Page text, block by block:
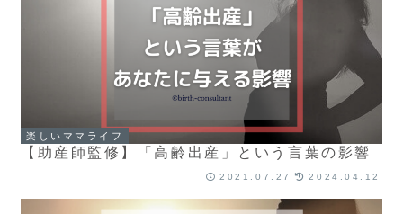
楽しいママライフ
【助産師監修】「高齢出産」という言葉の影響
2021.07.27 2024.04.12